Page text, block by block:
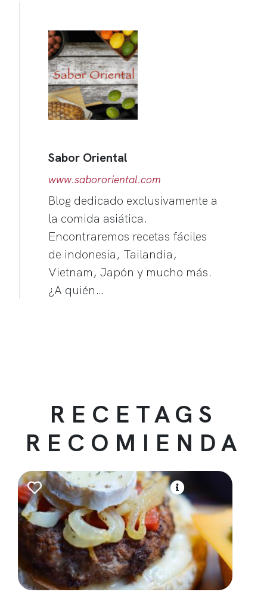
Sabor Oriental
www.sabororiental.com
Blog dedicado exclusivamente a
la comida asiática.
Encontraremos recetas fáciles
de indonesia, Tailandia,
Vietnam, Japón y mucho más.
¿A quién…
RECETAGS
RECOMIENDA